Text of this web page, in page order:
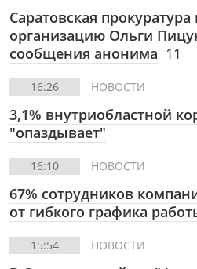
Саратовская прокуратура
организацию Ольги
сообщения анонима 11
16:26 НОВОСТИ
3,1% внутриобластной
"опаздывает"
16:10 НОВОСТИ
67% сотрудников
от гибкого графика
15:54 НОВОСТИ